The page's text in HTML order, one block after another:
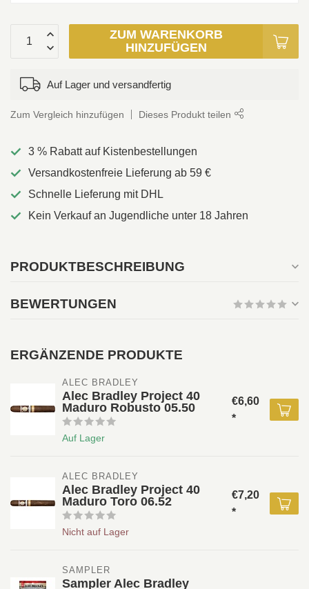
ZUM WARENKORB
HINZUFÜGEN
Auf Lager und versandfertig
Zum Vergleich hinzufügen Dieses Produkt teilen
3 % Rabatt auf Kistenbestellungen
Versandkostenfreie Lieferung ab 59 €
Schnelle Lieferung mit DHL
Kein Verkauf an Jugendliche unter 18 Jahren
PRODUKTBESCHREIBUNG
BEWERTUNGEN
ERGÄNZENDE PRODUKTE
ALEC BRADLEY
Alec Bradley Project 40
Maduro Robusto 05.50
Auf Lager
€6,60
*
ALEC BRADLEY
Alec Bradley Project 40
Maduro Toro 06.52
Nicht auf Lager
€7,20
*
SAMPLER
Sampler Alec Bradley